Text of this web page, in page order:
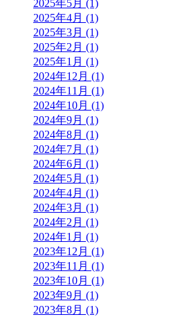
2025年5月 (1)
2025年4月 (1)
2025年3月 (1)
2025年2月 (1)
2025年1月 (1)
2024年12月 (1)
2024年11月 (1)
2024年10月 (1)
2024年9月 (1)
2024年8月 (1)
2024年7月 (1)
2024年6月 (1)
2024年5月 (1)
2024年4月 (1)
2024年3月 (1)
2024年2月 (1)
2024年1月 (1)
2023年12月 (1)
2023年11月 (1)
2023年10月 (1)
2023年9月 (1)
2023年8月 (1)